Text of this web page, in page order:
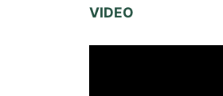
VIDEO